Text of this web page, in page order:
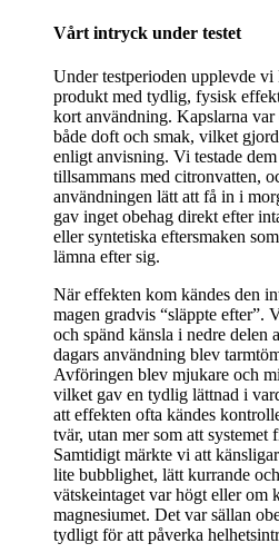
Vårt intryck under testet
Under testperioden upplevde
produkt med tydlig, fysisk
kort användning. Kapslarna
både doft och smak, vilket
enligt anvisning. Vi testade
tillsammans med citronvatten,
användningen lätt att få in i
gav inget obehag direkt efter
eller syntetiska eftersmaken
lämna efter sig.
När effekten kom kändes den
magen gradvis “släppte efter”.
och spänd känsla i nedre delen
dagars användning blev
Avföringen blev mjukare och
vilket gav en tydlig lättnad i
att effekten ofta kändes
tvär, utan mer som att
Samtidigt märkte vi att
lite bubblighet, lätt kurrande
vätskeintaget var högt eller om
magnesiumet. Det var sällan
tydligt för att påverka